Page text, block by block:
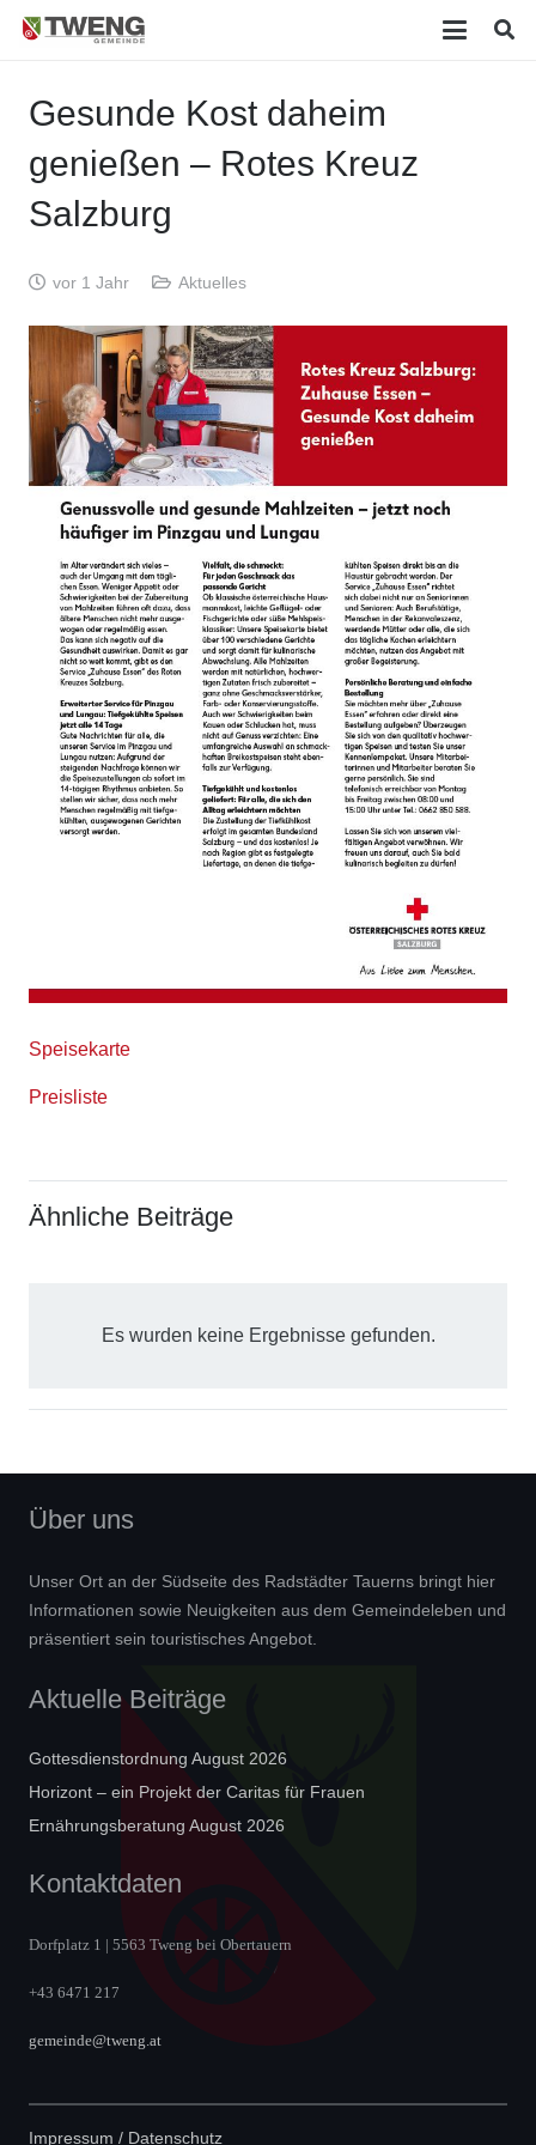
Gesunde Kost daheim
genießen – Rotes Kreuz
Salzburg
vor 1 Jahr Aktuelles
Speisekarte
Preisliste
Ähnliche Beiträge
Es wurden keine Ergebnisse gefunden.
Über uns
Unser Ort an der Südseite des Radstädter Tauerns bringt hier
Informationen sowie Neuigkeiten aus dem Gemeindeleben und
präsentiert sein touristisches Angebot.
Aktuelle Beiträge
Gottesdienstordnung August 2026
Horizont – ein Projekt der Caritas für Frauen
Ernährungsberatung August 2026
Kontaktdaten
Dorfplatz 1 | 5563 Tweng bei Obertauern
+43 6471 217
gemeinde@tweng.at
Impressum / Datenschutz